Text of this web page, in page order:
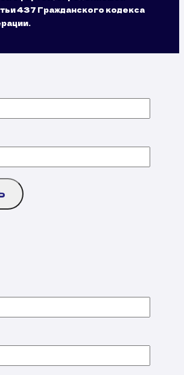
437 Гражданского кодекса